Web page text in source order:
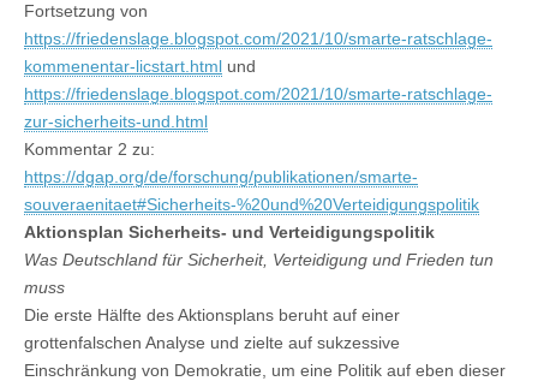
Fortsetzung von
https://friedenslage.blogspot.com/2021/10/smarte-ratschlage-
kommenentar-licstart.html und
https://friedenslage.blogspot.com/2021/10/smarte-ratschlage-
zur-sicherheits-und.html
Kommentar 2 zu:
https://dgap.org/de/forschung/publikationen/smarte-
souveraenitaet#Sicherheits-%20und%20Verteidigungspolitik
Aktionsplan Sicherheits- und Verteidigungspolitik
Was Deutschland für Sicherheit, Verteidigung und Frieden tun
muss
Die erste Hälfte des Aktionsplans beruht auf einer
grottenfalschen Analyse und zielte auf sukzessive
Einschränkung von Demokratie, um eine Politik auf eben dieser